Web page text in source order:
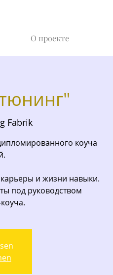
О проекте
Fabrik
коуча
и жизни навыки.
под руководством